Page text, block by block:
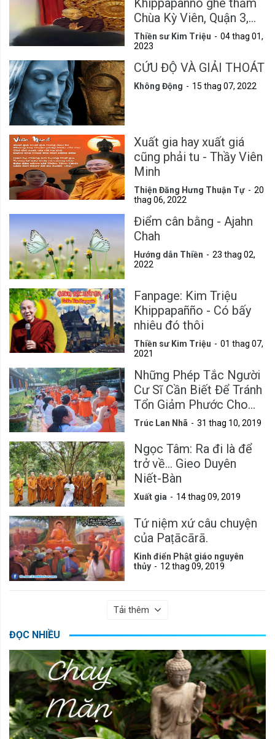
Khippapañño ghé thăm
Chùa Kỳ Viên, Quận 3,
Tp.HCM
Thiền sư Kim Triệu
04 thag 01,
2023
CỨU ĐỘ VÀ GIẢI THOÁT
Không Động 15 thag 07, 2022
Xuất gia hay xuất giá
cũng phải tu - Thầy Viên
Minh
Thiện Đăng Hưng Thuận Tự
20
thag 06, 2022
Điểm cân bằng - Ajahn
Chah
Hướng dẫn Thiền
23 thag 02,
2022
Fanpage: Kim Triệu
Khippapañño - Có bấy
nhiêu đó thôi
Thiền sư Kim Triệu
01 thag 07,
2021
Những Phép Tắc Người
Cư Sĩ Cần Biết Để Tránh
Tổn Giảm Phước Cho
Mình
Trúc Lan Nhã 31 thag 10, 2019
Ngọc Tâm: Ra đi là để
trở về... Gieo Duyên
Niết-Bàn
Xuất gia 14 thag 09, 2019
Tứ niệm xứ câu chuyện
của Paṭācārā.
Kinh điển Phật giáo nguyên
thủy
12 thag 09, 2019
Tải thêm
ĐỌC NHIỀU